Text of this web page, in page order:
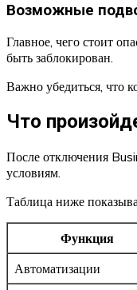
Возможные
Главное, чего стоит
быть заблокирован.
Важно убедиться, что
Что
После отключения
условиям.
Таблица ниже
Функция
Автоматизации